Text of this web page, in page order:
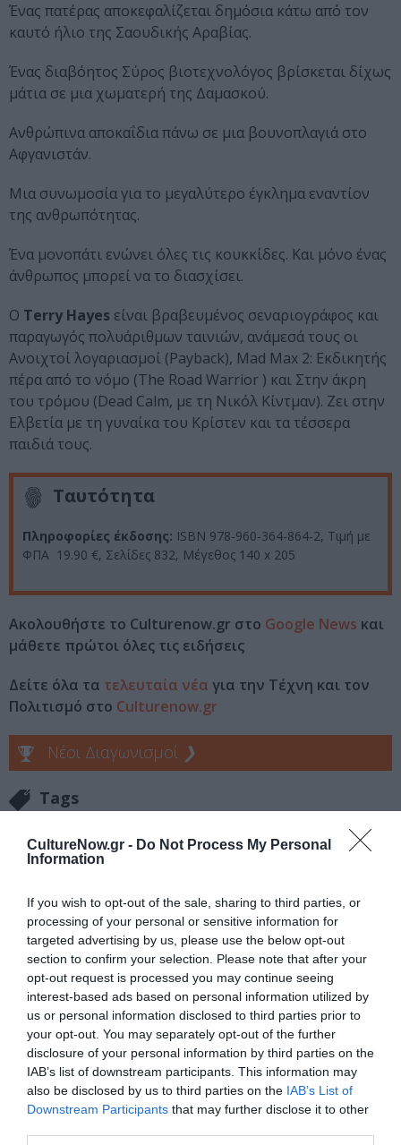
CultureNow.gr - Do Not Process My Personal
Information
If you wish to opt-out of the sale, sharing to third parties, or
processing of your personal or sensitive information for
targeted advertising by us, please use the below opt-out
section to confirm your selection. Please note that after your
opt-out request is processed you may continue seeing
interest-based ads based on personal information utilized by
us or personal information disclosed to third parties prior to
your opt-out. You may separately opt-out of the further
disclosure of your personal information by third parties on the
IAB’s list of downstream participants. This information may
also be disclosed by us to third parties on the IAB’s List of
Downstream Participants that may further disclose it to other
Ένας πατέρας αποκεφαλίζεται δημόσια κάτω από τον
καυτό ήλιο της Σαουδικής Αραβίας.
Ένας διαβόητος Σύρος βιοτεχνολόγος βρίσκεται δίχως
μάτια σε μια χωματερή της Δαμασκού.
Ανθρώπινα αποκαΐδια πάνω σε μια βουνοπλαγιά στο
Αφγανιστάν.
Μια συνωμοσία για το μεγαλύτερο έγκλημα εναντίον
της ανθρωπότητας.
Ένα μονοπάτι ενώνει όλες τις κουκκίδες. Και μόνο ένας
άνθρωπος μπορεί να το διασχίσει.
Ο Terry Hayes είναι βραβευμένος σεναριογράφος και
παραγωγός πολυάριθμων ταινιών, ανάμεσά τους οι
Ανοιχτοί λογαριασμοί (Payback), Mad Max 2: Εκδικητής
πέρα από το νόμο (The Road Warrior ) και Στην άκρη
του τρόμου (Dead Calm, με τη Νικόλ Κίντμαν). Ζει στην
Ελβετία με τη γυναίκα του Κρίστεν και τα τέσσερα
παιδιά τους.
Ταυτότητα
Πληροφορίες έκδοσης: ISBN 978-960-364-864-2, Τιμή με
ΦΠΑ 19.90 €, Σελίδες 832, Μέγεθος 140 x 205
Ακολουθήστε το Culturenow.gr στο Google News και
μάθετε πρώτοι όλες τις ειδήσεις
Δείτε όλα τα τελευταία νέα για την Τέχνη και τον
Πολιτισμό στο Culturenow.gr
Νέοι Διαγωνισμοί ❯
Tags
Κάθε βδομάδα στο e-mail σας τα τελευταία νέα για
την Τέχνη και τον Πολιτισμό!
Ακολουθήστε το Culturenow.gr